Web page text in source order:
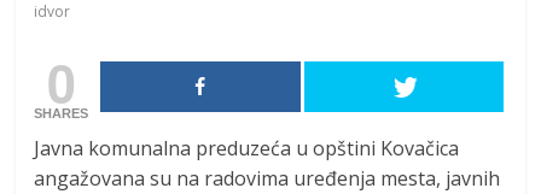
idvor
0
SHARES
Javna komunalna preduzeća u opštini Kovačica
angažovana su na radovima uređenja mesta, javnih